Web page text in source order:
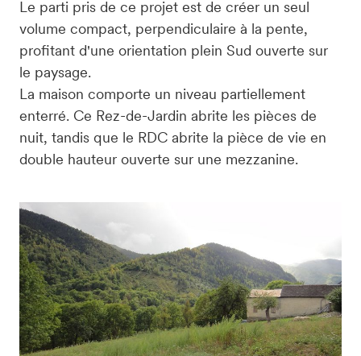
Le parti pris de ce projet est de créer un seul
volume compact, perpendiculaire à la pente,
profitant d'une orientation plein Sud ouverte sur
le paysage.
La maison comporte un niveau partiellement
enterré. Ce Rez-de-Jardin abrite les pièces de
nuit, tandis que le RDC abrite la pièce de vie en
double hauteur ouverte sur une mezzanine.